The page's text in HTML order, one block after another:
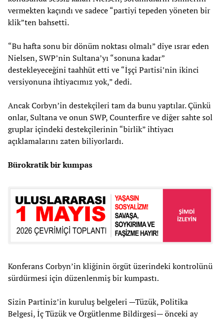
vermekten kaçındı ve sadece “partiyi tepeden yöneten bir
klik”ten bahsetti.
“Bu hafta sonu bir dönüm noktası olmalı” diye ısrar eden
Nielsen, SWP’nin Sultana’yı “sonuna kadar”
destekleyeceğini taahhüt etti ve “İşçi Partisi’nin ikinci
versiyonuna ihtiyacımız yok,” dedi.
Ancak Corbyn’in destekçileri tam da bunu yaptılar. Çünkü
onlar, Sultana ve onun SWP, Counterfire ve diğer sahte sol
gruplar içindeki destekçilerinin “birlik” ihtiyacı
açıklamalarını zaten biliyorlardı.
Bürokratik bir kumpas
Konferans Corbyn’in kliğinin örgüt üzerindeki kontrolünü
sürdürmesi için düzenlenmiş bir kumpastı.
Sizin Partiniz’in kuruluş belgeleri —Tüzük, Politika
Belgesi, İç Tüzük ve Örgütlenme Bildirgesi— önceki ay